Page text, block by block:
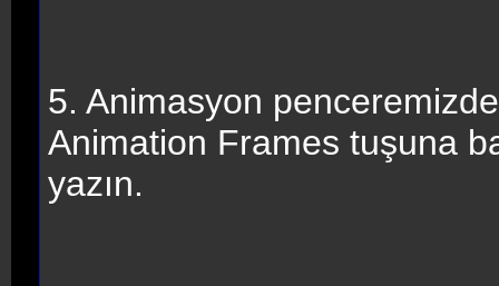
5. Animasyon
Animation Frames tuşuna
yazın.